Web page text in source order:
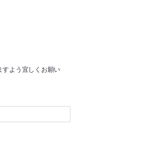
すよう宜しくお願い